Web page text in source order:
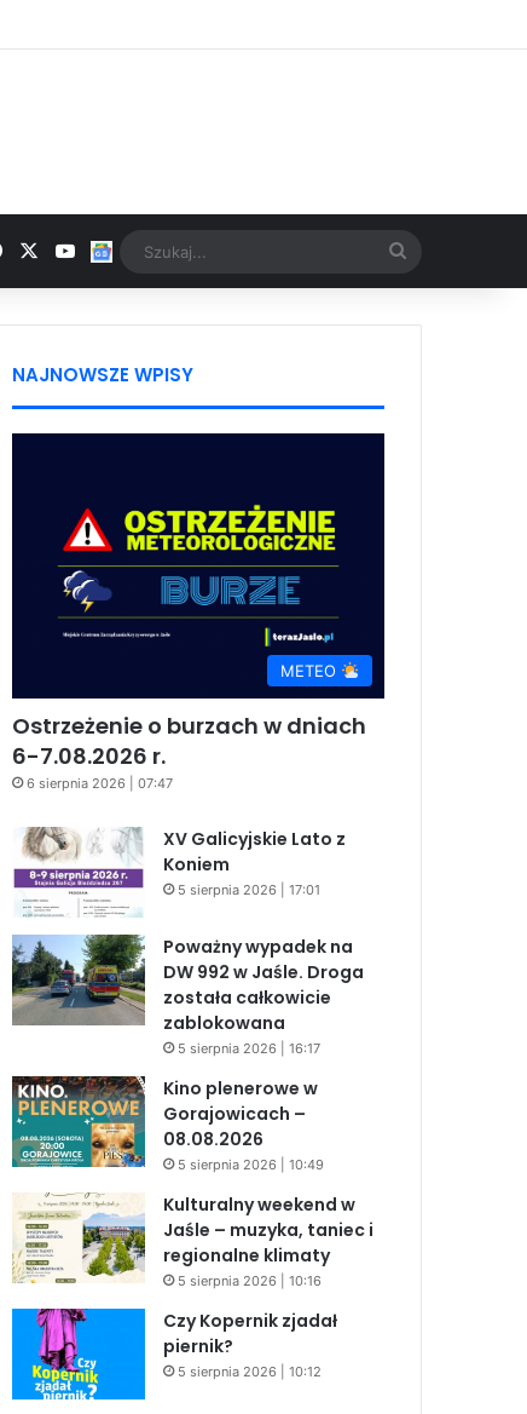
FacebookYouTubeGoogle News
NAJNOWSZE WPISY
METEO
Ostrzeżenie o burzach w dniach
6-7.08.2026 r.
6 sierpnia 2026 | 07:47
XV Galicyjskie Lato z
Koniem
5 sierpnia 2026 | 17:01
Poważny wypadek na
DW 992 w Jaśle. Droga
została całkowicie
zablokowana
5 sierpnia 2026 | 16:17
Kino plenerowe w
Gorajowicach –
08.08.2026
5 sierpnia 2026 | 10:49
Kulturalny weekend w
Jaśle – muzyka, taniec i
regionalne klimaty
5 sierpnia 2026 | 10:16
Czy Kopernik zjadał
piernik?
5 sierpnia 2026 | 10:12